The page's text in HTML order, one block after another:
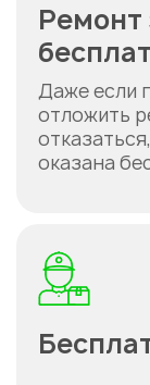
Ремонт
Даже если
отложить
оказана